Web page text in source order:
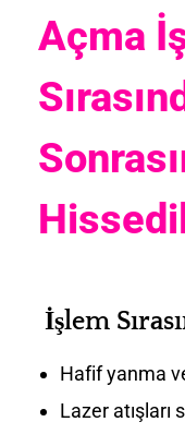
Açma
İşlem
Hafif yanma
Lazer atışları